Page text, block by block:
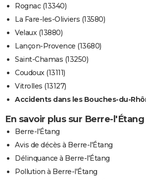
Rognac (13340)
La Fare-les-Oliviers (13580)
Velaux (13880)
Lançon-Provence (13680)
Saint-Chamas (13250)
Coudoux (13111)
Vitrolles (13127)
Accidents dans les Bouches-du-
En savoir plus sur Berre-l'Étang
Berre-l'Étang
Avis de décès à Berre-l'Étang
Délinquance à Berre-l'Étang
Pollution à Berre-l'Étang